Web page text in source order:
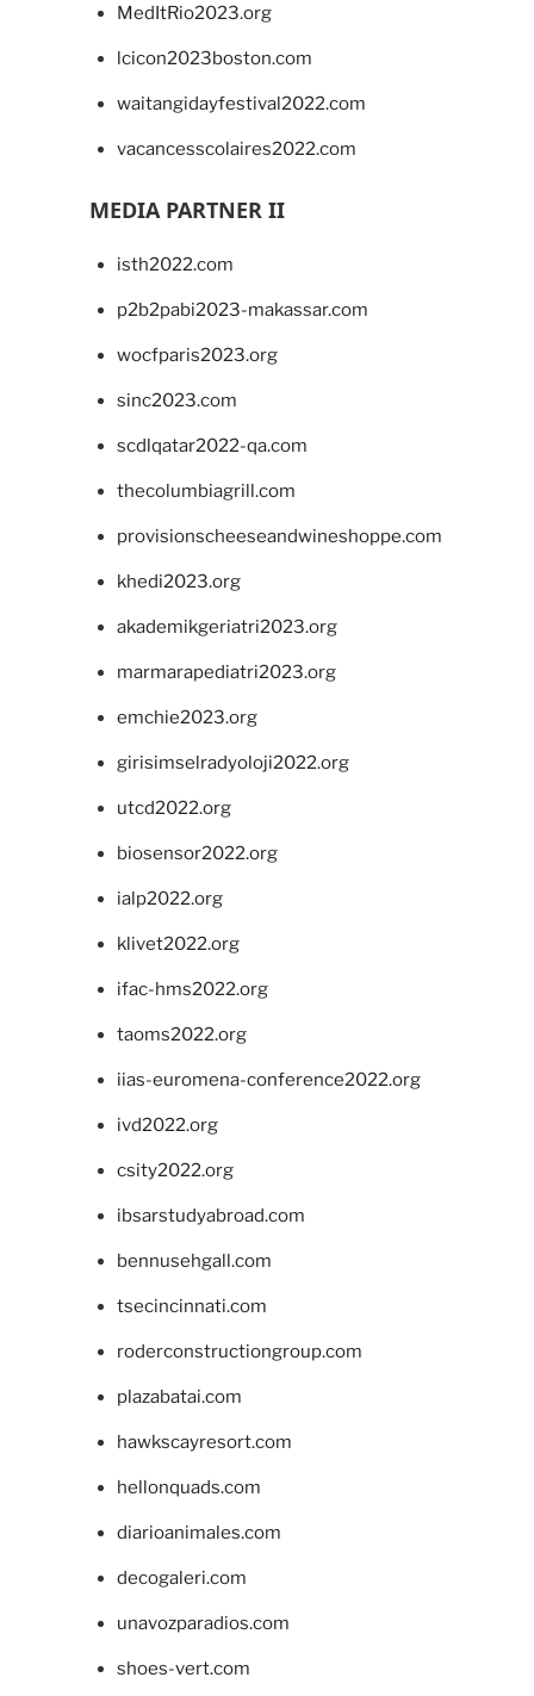
MedItRio2023.org
lcicon2023boston.com
waitangidayfestival2022.com
vacancesscolaires2022.com
MEDIA PARTNER II
isth2022.com
p2b2pabi2023-makassar.com
wocfparis2023.org
sinc2023.com
scdlqatar2022-qa.com
thecolumbiagrill.com
provisionscheeseandwineshoppe.com
khedi2023.org
akademikgeriatri2023.org
marmarapediatri2023.org
emchie2023.org
girisimselradyoloji2022.org
utcd2022.org
biosensor2022.org
ialp2022.org
klivet2022.org
ifac-hms2022.org
taoms2022.org
iias-euromena-conference2022.org
ivd2022.org
csity2022.org
ibsarstudyabroad.com
bennusehgall.com
tsecincinnati.com
roderconstructiongroup.com
plazabatai.com
hawkscayresort.com
hellonquads.com
diarioanimales.com
decogaleri.com
unavozparadios.com
shoes-vert.com